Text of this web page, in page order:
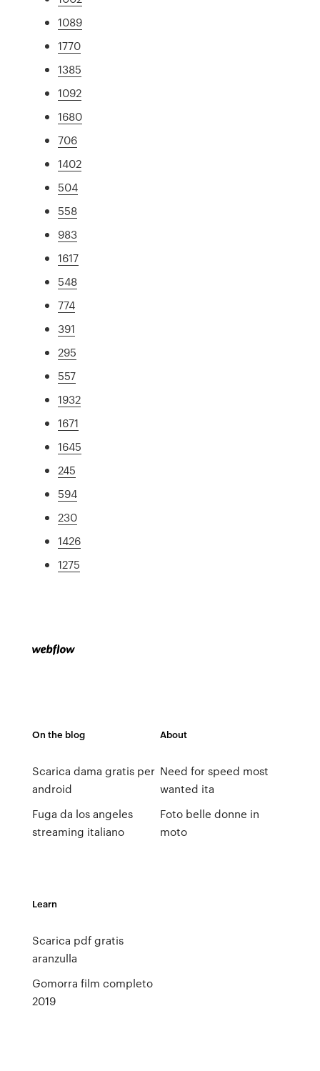
1089
1770
1385
1092
1680
706
1402
504
558
983
1617
548
774
391
295
557
1932
1671
1645
245
594
230
1426
1275
On the blog
Scarica dama gratis per
android
Fuga da los angeles
streaming italiano
About
Need for speed most
wanted ita
Foto belle donne in
moto
Learn
Scarica pdf gratis
aranzulla
Gomorra film completo
2019